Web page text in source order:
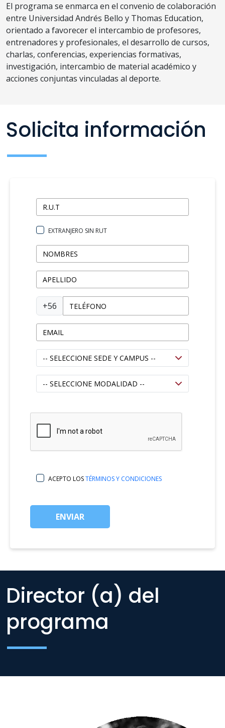
El programa se enmarca en el convenio de colaboración
entre Universidad Andrés Bello y Thomas Education,
orientado a favorecer el intercambio de profesores,
entrenadores y profesionales, el desarrollo de cursos,
charlas, conferencias, experiencias formativas,
investigación, intercambio de material académico y
acciones conjuntas vinculadas al deporte.
Solicita información
EXTRANJERO SIN RUT
+56
ACEPTO LOSTÉRMINOS Y CONDICIONES
ENVIAR
Director (a) del
programa